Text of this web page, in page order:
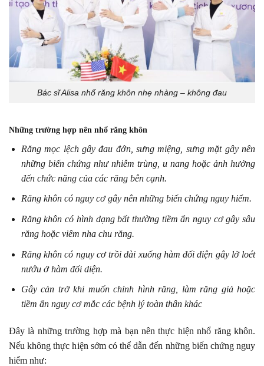
Bác sĩ Alisa nhổ răng khôn nhẹ nhàng – không đau
Những trường hợp nên nhổ răng khôn
Răng mọc lệch gây đau đớn, sưng miệng, sưng mặt gây nên
những biến chứng như nhiễm trùng, u nang hoặc ảnh hưởng
đến chức năng của các răng bên cạnh.
Răng khôn có nguy cơ gây nên những biến chứng nguy hiểm.
Răng khôn có hình dạng bất thường tiềm ẩn nguy cơ gây sâu
răng hoặc viêm nha chu răng.
Răng khôn có nguy cơ trồi dài xuống hàm đối diện gây lở loét
nướu ở hàm đối diện.
Gây cản trở khi muốn chỉnh hình răng, làm răng giả hoặc
tiềm ẩn nguy cơ mắc các bệnh lý toàn thân khác
Đây là những trường hợp mà bạn nên thực hiện nhổ răng khôn.
Nếu không thực hiện sớm có thể dẫn đến những biến chứng nguy
hiểm như: